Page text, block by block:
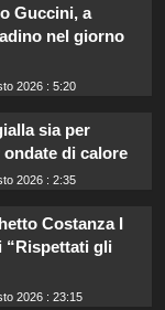
tradimento con
e rompe il
Guccini, a
nel giorno
2026 : 5:20
sia per
di calore
2026 : 2:35
Costanza I
“Rispettati gli
2026 : 23:15